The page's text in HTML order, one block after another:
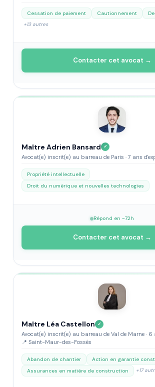
Cessation de paiement Cautionnement
+13 autres
Contacter cet avocat →
Maître Adrien Bansard ✓
Avocat(e) inscrit(e) au barreau de Paris · 7 ans
Propriété intellectuelle
Droit du numérique et nouvelles technologies
Répond en ~72h
Contacter cet avocat →
Maître Léa Castellon ✓
Avocat(e) inscrit(e) au barreau de Val de Marne · 6
📍 Saint-Maur-des-Fossés
Abandon de chantier
Action en garantie
Assurances en matière de construction
+17